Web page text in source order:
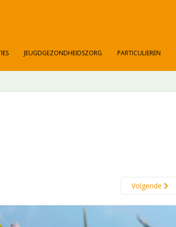
JEUGDGEZONDHEIDSZORG PARTICULIEREN
Volgende